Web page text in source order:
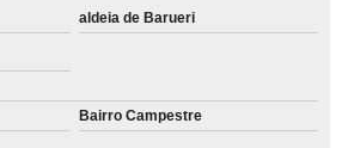
aldeia de Barueri
Bairro Campestre